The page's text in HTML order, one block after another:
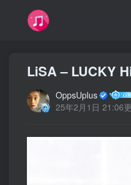
LiSA – LUCKY
OppsUplus
25年2月1日 21:06